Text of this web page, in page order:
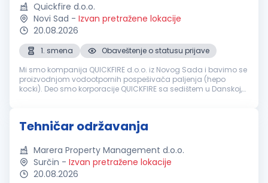
Quickfire d.o.o.
Novi Sad - Izvan pretražene lokacije
20.08.2026
1. smena
Obaveštenje o statusu prijave
Mi smo kompanija QUICKFIRE d.o.o. iz Novog Sada i bavimo se
proizvodnjom vodootpornih pospešivača paljenja (hepo
kocki). Deo smo korporacije QUICKFIRE sa sedištem u Danskoj,
Tehničar održavanja
Marera Property Management d.o.o.
Surčin - Izvan pretražene lokacije
20.08.2026